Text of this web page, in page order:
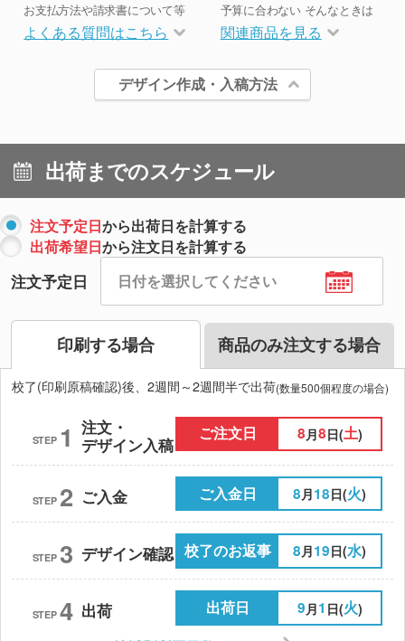
お支払方法や請求書について等
よくある質問はこちら
予算に合わない そんなときは
関連商品を見る
デザイン作成・入稿方法
出荷までのスケジュール
注文予定日から出荷日を計算する
出荷希望日から注文日を計算する
注文予定日
印刷する場合 商品のみ注文する場合
校了(印刷原稿確認)後、2週間～2週間半で出荷(数量500個程度の場合)
STEP 1 注文・
デザイン入稿
ご注文日 8 月8日(土)
STEP 2 ご入金 ご入金日 8月18日(火)
STEP 3 デザイン確認 校了のお返事 8月19日(水)
STEP 4 出荷 出荷日 9 月1 日(火)